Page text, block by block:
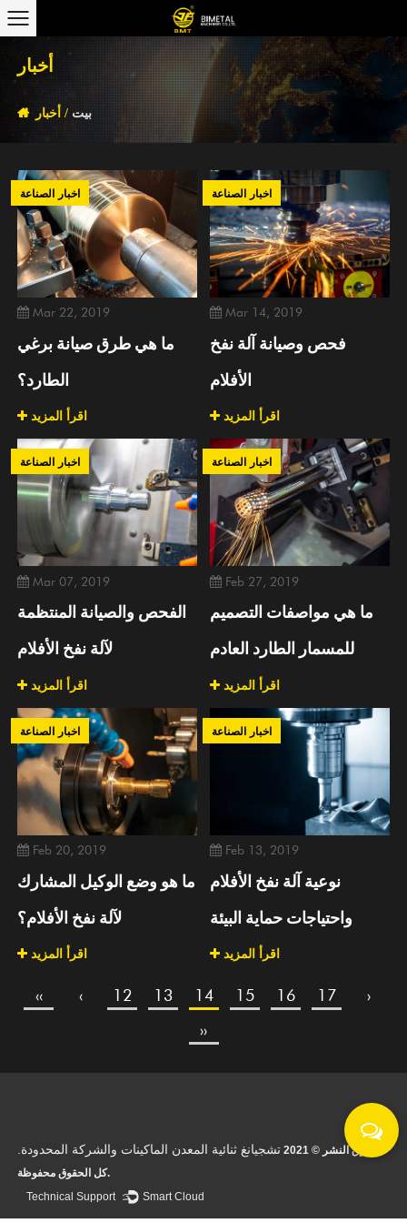
أخبار
بيت / أخبار
اخبار الصناعة
Mar 22, 2019
ما هي طرق صيانة برغي
الطارد؟
اقرأ المزيد
اخبار الصناعة
Mar 14, 2019
فحص وصيانة آلة نفخ
الأفلام
اقرأ المزيد
اخبار الصناعة
Mar 07, 2019
الفحص والصيانة المنتظمة
لآلة نفخ الأفلام
اقرأ المزيد
اخبار الصناعة
Feb 27, 2019
ما هي مواصفات التصميم
للمسمار الطارد العادم
اقرأ المزيد
اخبار الصناعة
Feb 20, 2019
ما هو وضع الوكيل المشارك
لآلة نفخ الأفلام؟
اقرأ المزيد
اخبار الصناعة
Feb 13, 2019
نوعية آلة نفخ الأفلام
واحتياجات حماية البيئة
اقرأ المزيد
‹‹ ‹ 12 13 14 15 16 17
›
››
حقوق النشر © 2021 تشجيانغ ثنائية المعدن الماكينات والشركة المحدودة.
كل الحقوق محفوظة.
Technical Support ： Smart Cloud